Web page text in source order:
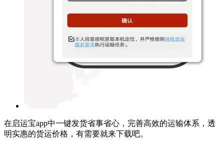
在启运宝app中一键发货省事省心，完善高效的运输体系，透
明实惠的货运价格，有需要就来下载吧。